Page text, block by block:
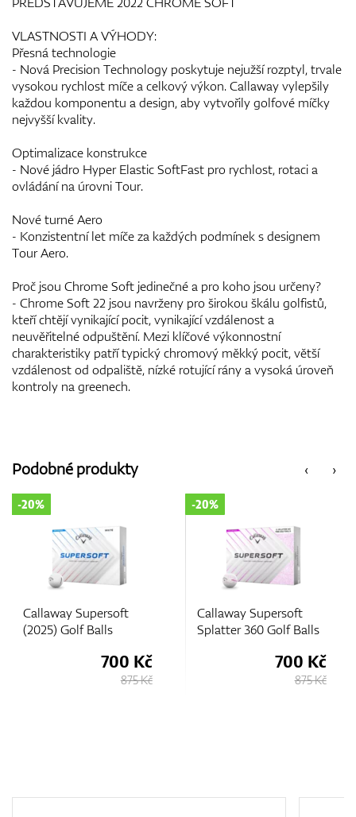
VLASTNOSTI A VÝHODY:
Přesná technologie
- Nová Precision Technology poskytuje nejužší rozptyl, trvale
vysokou rychlost míče a celkový výkon. Callaway vylepšily
každou komponentu a design, aby vytvořily golfové míčky
nejvyšší kvality.
Optimalizace konstrukce
- Nové jádro Hyper Elastic SoftFast pro rychlost, rotaci a
ovládání na úrovni Tour.
Nové turné Aero
- Konzistentní let míče za každých podmínek s designem
Tour Aero.
Proč jsou Chrome Soft jedinečné a pro koho jsou určeny?
- Chrome Soft 22 jsou navrženy pro širokou škálu golfistů,
kteří chtějí vynikající pocit, vynikající vzdálenost a
neuvěřitelné odpuštění. Mezi klíčové výkonnostní
charakteristiky patří typický chromový měkký pocit, větší
vzdálenost od odpaliště, nízké rotující rány a vysoká úroveň
kontroly na greenech.
‹
Podobné produkty ›
Callaway Supersoft
(2025) Golf Balls
-20%
700 Kč
875 Kč
Callaway Supersoft
Splatter 360 Golf Balls
-20%
700 Kč
875 Kč